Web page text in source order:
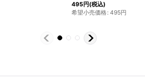
495円(税込)
希望小売価格: 495円